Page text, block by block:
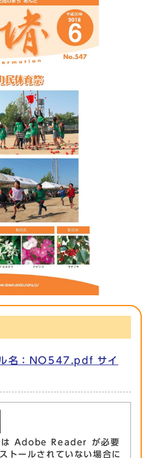
名：NO547.pdf サイ
は Adobe Reader が必要
トールされていない場合に